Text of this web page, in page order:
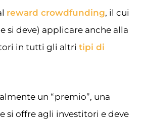
reward crowdfunding, il cui
si deve) applicare anche alla
in tutti gli altri tipi di
un “premio”, una
si offre agli investitori e deve